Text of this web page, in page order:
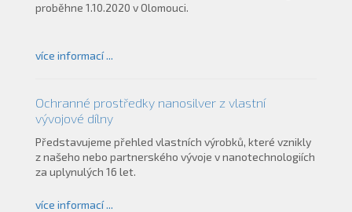
proběhne 1.10.2020 v Olomouci.
více informací ...
Ochranné prostředky nanosilver z vlastní
vývojové dílny
Představujeme přehled vlastních výrobků, které vznikly
z našeho nebo partnerského vývoje v nanotechnologiích
za uplynulých 16 let.
více informací ...